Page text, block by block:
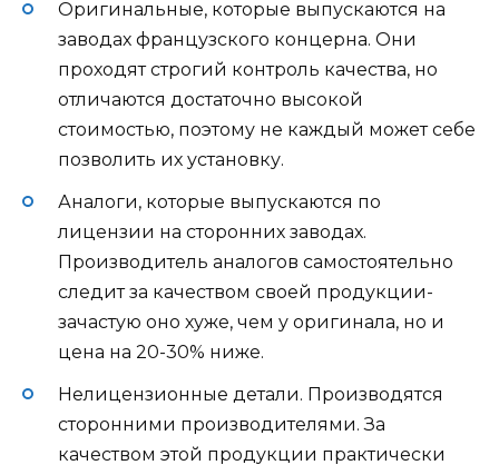
Оригинальные, которые выпускаются на
заводах французского концерна. Они
проходят строгий контроль качества, но
отличаются достаточно высокой
стоимостью, поэтому не каждый может себе
позволить их установку.
Аналоги, которые выпускаются по
лицензии на сторонних заводах.
Производитель аналогов самостоятельно
следит за качеством своей продукции-
зачастую оно хуже, чем у оригинала, но и
цена на 20-30% ниже.
Нелицензионные детали. Производятся
сторонними производителями. За
качеством этой продукции практически